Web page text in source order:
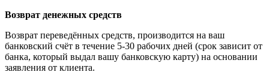
Возврат денежных средств
Возврат переведённых средств, производится на ваш
банковский счёт в течение 5-30 рабочих дней (срок зависит от
банка, который выдал вашу банковскую карту) на основании
заявления от клиента.